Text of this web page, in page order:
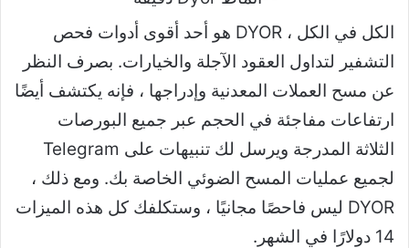
الكل في الكل ، DYOR هو أحد أقوى أدوات فحص
التشفير لتداول العقود الآجلة والخيارات. بصرف النظر
عن مسح العملات المعدنية وإدراجها ، فإنه يكتشف أيضًا
ارتفاعات مفاجئة في الحجم عبر جميع البورصات
الثلاثة المدرجة ويرسل لك تنبيهات على Telegram
لجميع عمليات المسح الضوئي الخاصة بك. ومع ذلك ،
DYOR ليس فاحصًا مجانيًا ، وستكلفك كل هذه الميزات
14 دولارًا في الشهر.